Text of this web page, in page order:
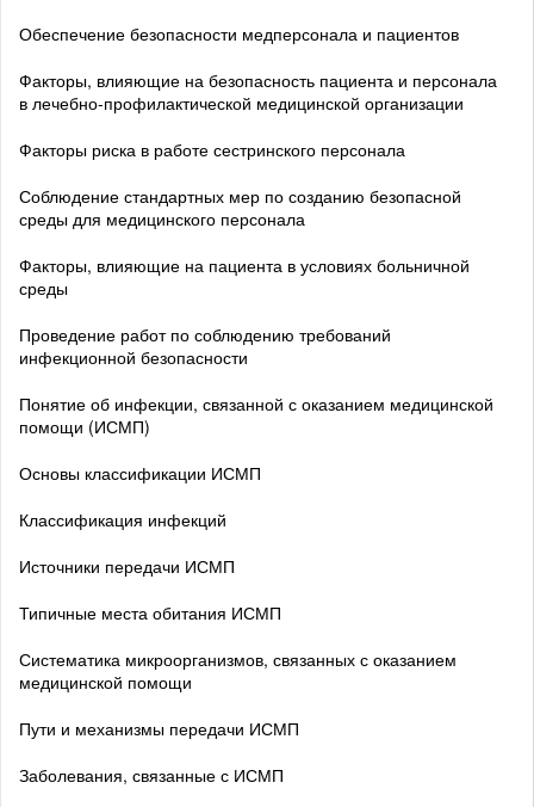
Обеспечение безопасности медперсонала и пациентов
Факторы, влияющие на безопасность пациента и персонала
в лечебно-профилактической медицинской организации
Факторы риска в работе сестринского персонала
Соблюдение стандартных мер по созданию безопасной
среды для медицинского персонала
Факторы, влияющие на пациента в условиях больничной
среды
Проведение работ по соблюдению требований
инфекционной безопасности
Понятие об инфекции, связанной с оказанием медицинской
помощи (ИСМП)
Основы классификации ИСМП
Классификация инфекций
Источники передачи ИСМП
Типичные места обитания ИСМП
Систематика микроорганизмов, связанных с оказанием
медицинской помощи
Пути и механизмы передачи ИСМП
Заболевания, связанные с ИСМП